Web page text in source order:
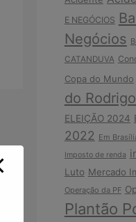
E NEGÓCIOS
Negócios
CATANDUVA
Copa do Mundo
do
ELEIÇÃO 2024
2022 Em
Imposto de renda
Luto Mercado
Operação da PF
Plantão